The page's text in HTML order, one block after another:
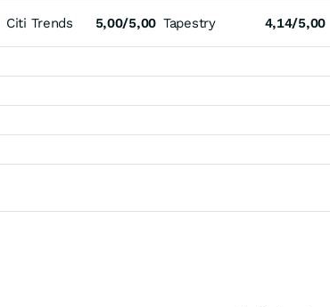
Citi Trends 5,00/5,00 Tapestry 4,14/5,00